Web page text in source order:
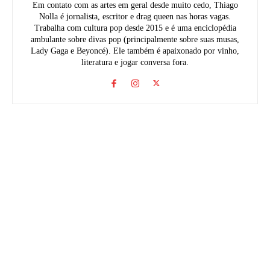
Em contato com as artes em geral desde muito cedo, Thiago
Nolla é jornalista, escritor e drag queen nas horas vagas.
Trabalha com cultura pop desde 2015 e é uma enciclopédia
ambulante sobre divas pop (principalmente sobre suas musas,
Lady Gaga e Beyoncé). Ele também é apaixonado por vinho,
literatura e jogar conversa fora.